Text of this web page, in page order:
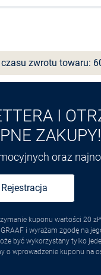
czasu zwrotu towaru:
I
ZAKUPY!
oraz
Rejestracja
kuponu wartości 20
i wyrażam zgodę na
być wykorzystany tylko
o wprowadzenie kuponu na